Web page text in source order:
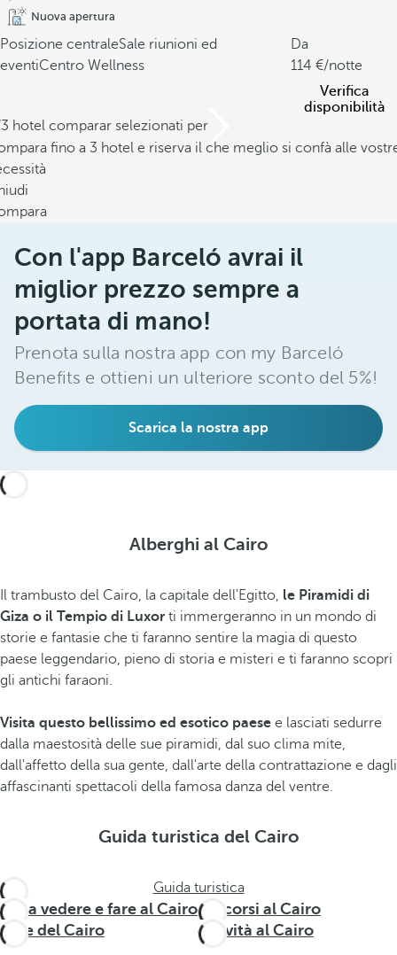
Nuova apertura
Posizione centraleSale riunioni ed
eventiCentro Wellness
Da
114
/notte
Verifica
disponibilità
hotel comparar selezionati per
fino a 3 hotel e riserva il che meglio si confà alle
Con l'app Barceló avrai il
miglior prezzo sempre a
portata di mano!
Prenota sulla nostra app con my Barceló
Benefits e ottieni un ulteriore sconto del 5%!
Scarica la nostra app
Alberghi al Cairo
Il trambusto del Cairo, la capitale dell'Egitto, le Piramidi di
Giza o il Tempio di Luxor ti immergeranno in un mondo di
storie e fantasie che ti faranno sentire la magia di questo
paese leggendario, pieno di storia e misteri e ti faranno scopri
gli antichi faraoni.
Visita questo bellissimo ed esotico paese e lasciati sedurre
dalla maestosità delle sue piramidi, dal suo clima mite,
dall'affetto della sua gente, dall'arte della contrattazione e dagli
affascinanti spettacoli della famosa danza del ventre.
Guida turistica del Cairo
Guida turistica
Cosa vedere e fare al CairoPercorsi al Cairo
Aree del Cairo
Attività al Cairo